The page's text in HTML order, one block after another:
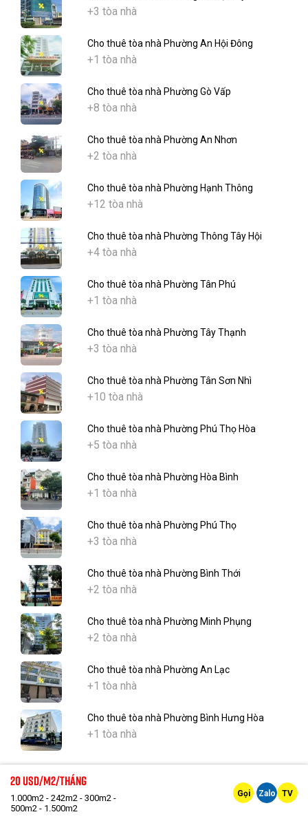
+3 tòa nhà
Cho thuê tòa nhà Phường An Hội Đông
+1 tòa nhà
Cho thuê tòa nhà Phường Gò Vấp
+8 tòa nhà
Cho thuê tòa nhà Phường An Nhơn
+2 tòa nhà
Cho thuê tòa nhà Phường Hạnh Thông
+12 tòa nhà
Cho thuê tòa nhà Phường Thông Tây Hội
+4 tòa nhà
Cho thuê tòa nhà Phường Tân Phú
+1 tòa nhà
Cho thuê tòa nhà Phường Tây Thạnh
+3 tòa nhà
Cho thuê tòa nhà Phường Tân Sơn Nhì
+10 tòa nhà
Cho thuê tòa nhà Phường Phú Thọ Hòa
+5 tòa nhà
Cho thuê tòa nhà Phường Hòa Bình
+1 tòa nhà
Cho thuê tòa nhà Phường Phú Thọ
+3 tòa nhà
Cho thuê tòa nhà Phường Bình Thới
+2 tòa nhà
Cho thuê tòa nhà Phường Minh Phụng
+2 tòa nhà
Cho thuê tòa nhà Phường An Lạc
+1 tòa nhà
Cho thuê tòa nhà Phường Bình Hưng Hòa
+1 tòa nhà
Bán tòa nhà
20 Usd/m2/tháng
1.000m2 - 242m2 - 300m2 -
500m2 - 1.500m2
Gọi Zalo TV